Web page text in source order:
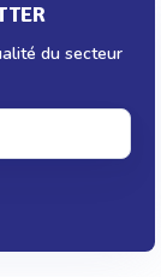
du secteur